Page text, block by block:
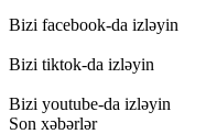
Bizi facebook-da izləyin
Bizi tiktok-da izləyin
Bizi youtube-da izləyin
Son xəbərlər